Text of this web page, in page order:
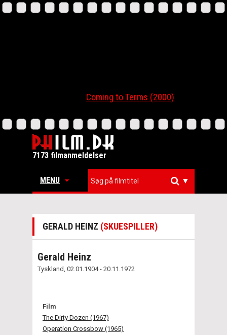
Coming to Terms (2000)
7173 filmanmeldelser
MENU ▼
GERALD HEINZ (SKUESPILLER)
Gerald Heinz
Tyskland, 02.01.1904 - 20.11.1972
Film
The Dirty Dozen (1967)
Operation Crossbow (1965)